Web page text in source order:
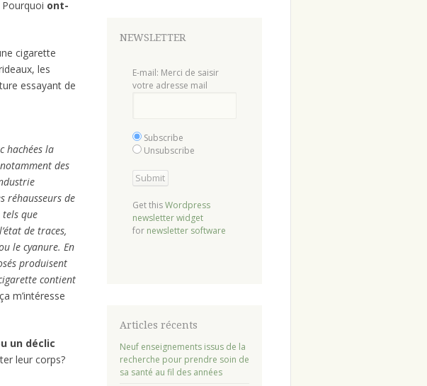
ont-
cigarette
les
essayant de
hachées la
des
réhausseurs de
tels que
de traces,
le cyanure. En
produisent
contient
m’intéresse
un déclic
leur corps?
NEWSLETTER
E-mail: Merci de saisir
votre adresse mail
Subscribe
Unsubscribe
Get thisWordpress
newsletter widget
for newsletter software
Articles récents
Neuf enseignements issus de la
recherche pour prendre soin de
sa santé au fil des années